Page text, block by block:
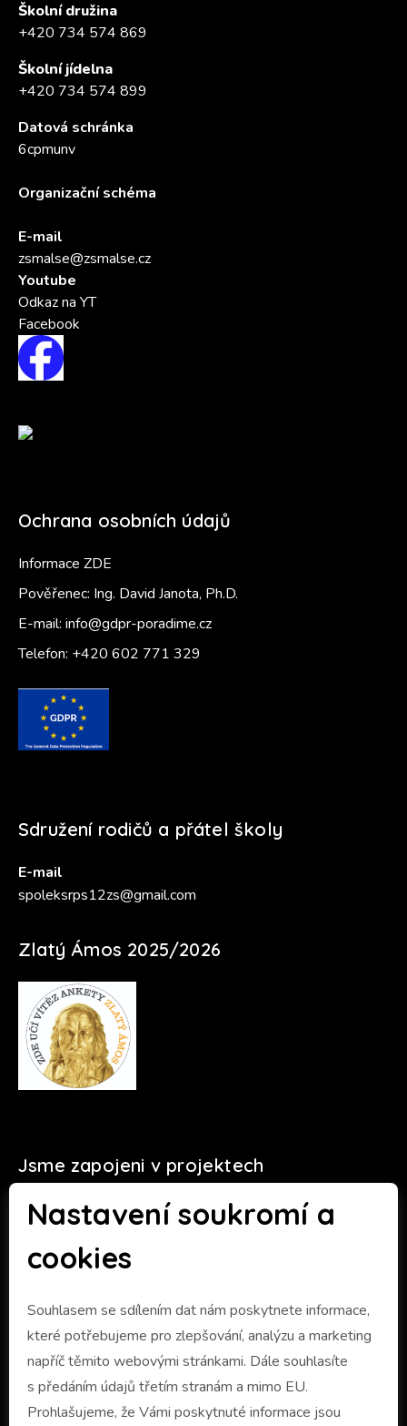
Nastavení soukromí a
cookies
Souhlasem se sdílením dat nám poskytnete informace,
které potřebujeme pro zlepšování, analýzu a marketing
napříč těmito webovými stránkami. Dále souhlasíte
s předáním údajů třetím stranám a mimo EU.
Prohlašujeme, že Vámi poskytnuté informace jsou
Školní družina
+420 734 574 869
Školní jídelna
+420 734 574 899
Datová schránka
6cpmunv
Organizační schéma
E-mail
zsmalse@zsmalse.cz
Youtube
Odkaz na YT
Facebook
Ochrana osobních údajů
Informace ZDE
Pověřenec: Ing. David Janota, Ph.D.
E-mail: info@gdpr-poradime.cz
Telefon: +420 602 771 329
Sdružení rodičů a přátel školy
E-mail
spoleksrps12zs@gmail.com
Zlatý Ámos 2025/2026
Jsme zapojeni v projektech